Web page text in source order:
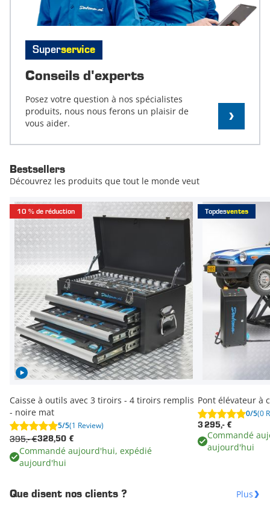
Superservice
Conseils d'experts
Posez votre question à nos spécialistes
produits, nous nous ferons un plaisir de
vous aider.
Bestsellers
Découvrez les produits que tout le monde veut
10 % de réduction
Caisse à outils avec 3 tiroirs - 4 tiroirs remplis
- noire mat
5/5(1 Review)
328,50 €
395,- €
Commandé aujourd'hui, expédié
aujourd'hui
Topdesventes
Pont élévateur à
0/5(0
3 295,- €
Commandé
aujourd'hui
Que disent nos clients ? Plus